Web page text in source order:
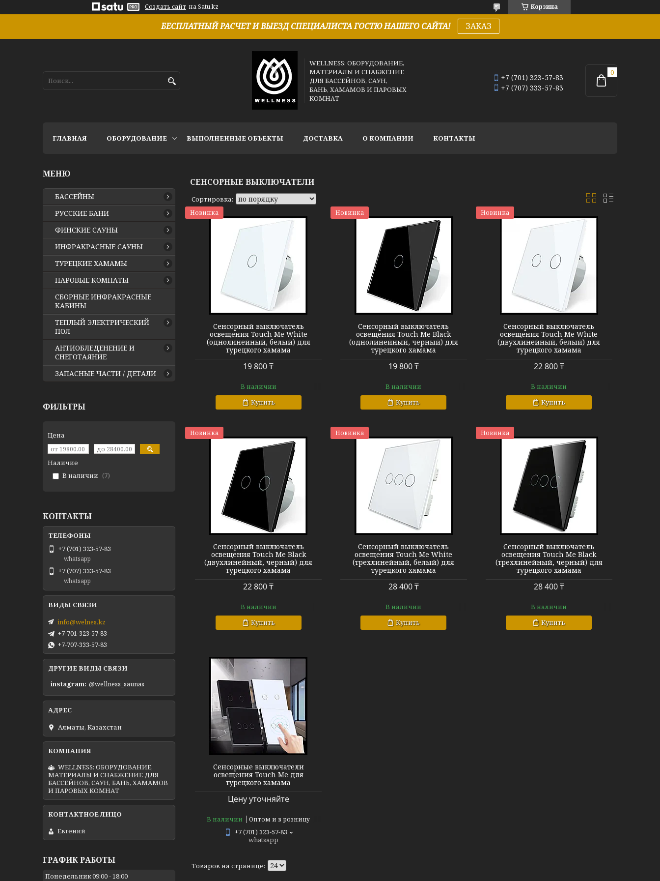
Создать сайт на Satu.kz Корзина
БЕСПЛАТНЫЙ РАСЧЕТ И ВЫЕЗД СПЕЦИАЛИСТА ГОСТЮ НАШЕГО САЙТА! ЗАКАЗ
WELLNESS: ОБОРУДОВАНИЕ,
МАТЕРИАЛЫ И СНАБЖЕНИЕ
ДЛЯ БАССЕЙНОВ, САУН,
БАНЬ, ХАМАМОВ И ПАРОВЫХ
КОМНАТ
+7 (701) 323-57-83
+7 (707) 333-57-83
ГЛАВНАЯ ОБОРУДОВАНИЕ ВЫПОЛНЕННЫЕ ОБЪЕКТЫ ДОСТАВКА О КОМПАНИИ КОНТАКТЫ
СЕНСОРНЫЕ ВЫКЛЮЧАТЕЛИ
Новинка
Сенсорный выключатель
Сенсорный выключатель
освещения Touch Me White
(однолинейный, белый) для
турецкого хамама
19 800 ₸
В наличии
Купить
Новинка
Сенсорный выключатель
Сенсорный выключатель
освещения Touch Me Black
(однолинейный, черный) для
турецкого хамама
19 800 ₸
В наличии
Купить
Новинка
Сенсорный выключатель
Сенсорный выключатель
освещения Touch Me White
(двухлинейный, белый) для
турецкого хамама
22 800 ₸
В наличии
Купить
Новинка
Сенсорный выключатель
освещения Touch Me Black
(двухлинейный, черный) для
турецкого хамама
22 800 ₸
В наличии
Купить
Новинка
Сенсорный выключатель
Сенсорный выключатель
освещения Touch Me White
(трехлинейный, белый) для
турецкого хамама
28 400 ₸
В наличии
Купить
Новинка
Сенсорный выключатель
Сенсорный выключатель
освещения Touch Me Black
(трехлинейный, черный) для
турецкого хамама
28 400 ₸
В наличии
Купить
Выключатель Touch Me
Сенсорные выключатели
освещения Touch Me для
турецкого хамама
Цену уточняйте
В наличии Оптом и в розницу
+7 (701) 323-57-83
whatsapp
БАССЕЙНЫ
РУССКИЕ БАНИ
ФИНСКИЕ САУНЫ
ИНФРАКРАСНЫЕ САУНЫ
ТУРЕЦКИЕ ХАМАМЫ
ПАРОВЫЕ КОМНАТЫ
СБОРНЫЕ ИНФРАКРАСНЫЕ
КАБИНЫ
ТЕПЛЫЙ ЭЛЕКТРИЧЕСКИЙ
ПОЛ
АНТИОБЛЕДЕНЕНИЕ И
СНЕГОТАЯНИЕ
ЗАПАСНЫЕ ЧАСТИ / ДЕТАЛИ
ФИЛЬТРЫ
Цена
Наличие
В наличии
7
КОНТАКТЫ
+7 (701) 323-57-83
whatsapp
+7 (707) 333-57-83
whatsapp
info@welnes.kz
+7-701-323-57-83
+7-707-333-57-83
ДРУГИЕ ВИДЫ СВЯЗИ
instagram @wellness_saunas
Алматы, Казахстан
WELLNESS: ОБОРУДОВАНИЕ,
МАТЕРИАЛЫ И СНАБЖЕНИЕ ДЛЯ
БАССЕЙНОВ, САУН, БАНЬ, ХАМАМОВ
И ПАРОВЫХ КОМНАТ
Евгений
ГРАФИК РАБОТЫ
Понедельник09:00 18:00